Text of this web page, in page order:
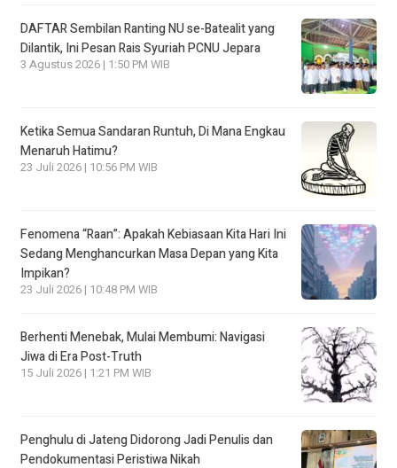
DAFTAR Sembilan Ranting NU se-Batealit yang
Dilantik, Ini Pesan Rais Syuriah PCNU Jepara
3 Agustus 2026 | 1:50 PM WIB
Ketika Semua Sandaran Runtuh, Di Mana Engkau
Menaruh Hatimu?
23 Juli 2026 | 10:56 PM WIB
Fenomena “Raan”: Apakah Kebiasaan Kita Hari Ini
Sedang Menghancurkan Masa Depan yang Kita
Impikan?
23 Juli 2026 | 10:48 PM WIB
Berhenti Menebak, Mulai Membumi: Navigasi
Jiwa di Era Post-Truth
15 Juli 2026 | 1:21 PM WIB
Penghulu di Jateng Didorong Jadi Penulis dan
Pendokumentasi Peristiwa Nikah